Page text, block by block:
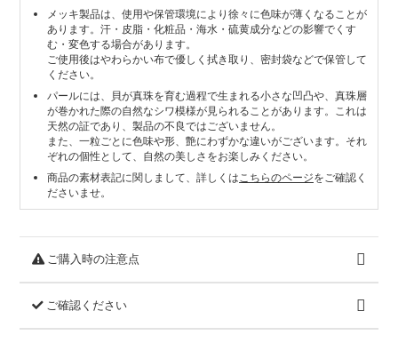
メッキ製品は、使用や保管環境により徐々に色味が薄くなることが
あります。汗・皮脂・化粧品・海水・硫黄成分などの影響でくす
む・変色する場合があります。
ご使用後はやわらかい布で優しく拭き取り、密封袋などで保管して
ください。
パールには、貝が真珠を育む過程で生まれる小さな凹凸や、真珠層
が巻かれた際の自然なシワ模様が見られることがあります。これは
天然の証であり、製品の不良ではございません。
また、一粒ごとに色味や形、艶にわずかな違いがございます。それ
ぞれの個性として、自然の美しさをお楽しみください。
商品の素材表記に関しまして、詳しくは こちらのページをご確認く
ださいませ。
ご購入時の注意点
ご確認ください